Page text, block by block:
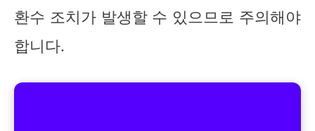
환수 조치가 발생할 수 있으므로 주의해야
합니다.